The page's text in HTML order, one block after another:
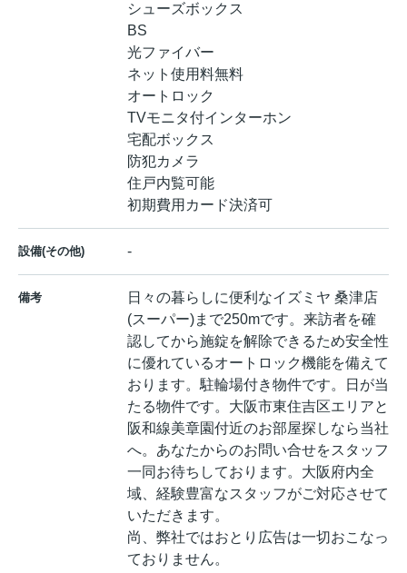
シューズボックス
BS
光ファイバー
ネット使用料無料
オートロック
TVモニタ付インターホン
宅配ボックス
防犯カメラ
住戸内覧可能
初期費用カード決済可
設備(その他) -
備考
日々の暮らしに便利なイズミヤ 桑津店
(スーパー)まで250mです。来訪者を確
認してから施錠を解除できるため安全性
に優れているオートロック機能を備えて
おります。駐輪場付き物件です。日が当
たる物件です。大阪市東住吉区エリアと
阪和線美章園付近のお部屋探しなら当社
へ。あなたからのお問い合せをスタッフ
一同お待ちしております。大阪府内全
域、経験豊富なスタッフがご対応させて
いただきます。
尚、弊社ではおとり広告は一切おこなっ
ておりません。